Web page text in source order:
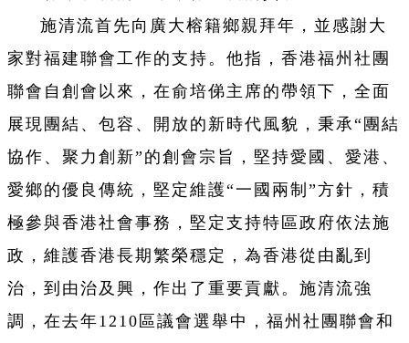
施清流首先向廣大榕籍鄉親拜年，並感謝大
家對福建聯會工作的支持。他指，香港福州社團
聯會自創會以來，在俞培俤主席的帶領下，全面
展現團結、包容、開放的新時代風貌，秉承“團結
協作、聚力創新”的創會宗旨，堅持愛國、愛港、
愛鄉的優良傳統，堅定維護“一國兩制”方針，積
極參與香港社會事務，堅定支持特區政府依法施
政，維護香港長期繁榮穩定，為香港從由亂到
治，到由治及興，作出了重要貢獻。施清流強
調，在去年1210區議會選舉中，福州社團聯會和